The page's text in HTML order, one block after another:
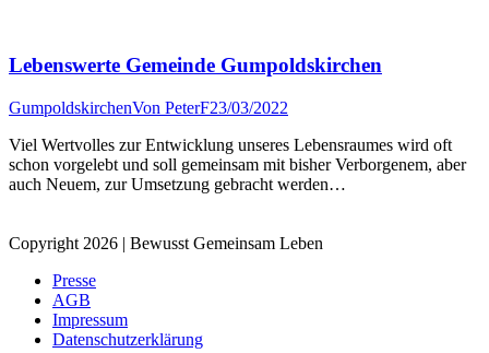
Lebenswerte Gemeinde Gumpoldskirchen
GumpoldskirchenVon PeterF23/03/2022
Viel Wertvolles zur Entwicklung unseres Lebensraumes wird oft
schon vorgelebt und soll gemeinsam mit bisher Verborgenem, aber
auch Neuem, zur Umsetzung gebracht werden…
Copyright 2026 | Bewusst Gemeinsam Leben
Presse
AGB
Impressum
Datenschutzerklärung